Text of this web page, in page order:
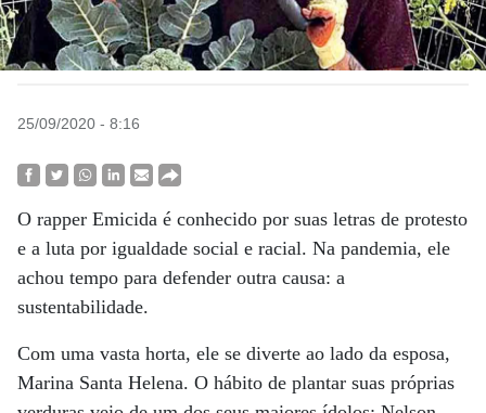
25/09/2020 - 8:16
O rapper Emicida é conhecido por suas letras de protesto
e a luta por igualdade social e racial. Na pandemia, ele
achou tempo para defender outra causa: a
sustentabilidade.
Com uma vasta horta, ele se diverte ao lado da esposa,
Marina Santa Helena. O hábito de plantar suas próprias